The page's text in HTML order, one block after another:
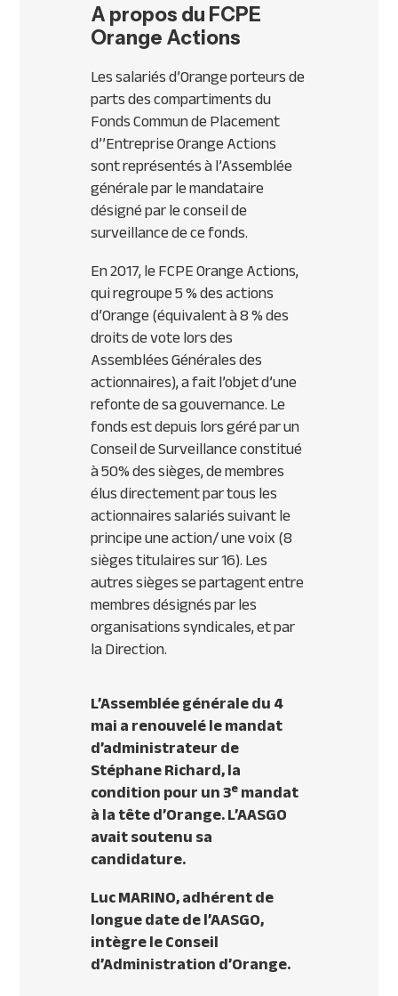
A propos du FCPE
Orange Actions
Les salariés d’Orange porteurs de
parts des compartiments du
Fonds Commun de Placement
d’’Entreprise Orange Actions
sont représentés à l’Assemblée
générale par le mandataire
désigné par le conseil de
surveillance de ce fonds.
En 2017, le FCPE Orange Actions,
qui regroupe 5 % des actions
d’Orange (équivalent à 8 % des
droits de vote lors des
Assemblées Générales des
actionnaires), a fait l’objet d’une
refonte de sa gouvernance. Le
fonds est depuis lors géré par un
Conseil de Surveillance constitué
à 50% des sièges, de membres
élus directement par tous les
actionnaires salariés suivant le
principe une action/ une voix (8
sièges titulaires sur 16). Les
autres sièges se partagent entre
membres désignés par les
organisations syndicales, et par
la Direction.
L’Assemblée générale du 4
mai a renouvelé le mandat
d’administrateur de
Stéphane Richard, la
condition pour un 3emandat
à la tête d’Orange. L’AASGO
avait soutenu sa
candidature.
Luc MARINO, adhérent de
longue date de l’AASGO,
intègre le Conseil
d’Administration d’Orange.